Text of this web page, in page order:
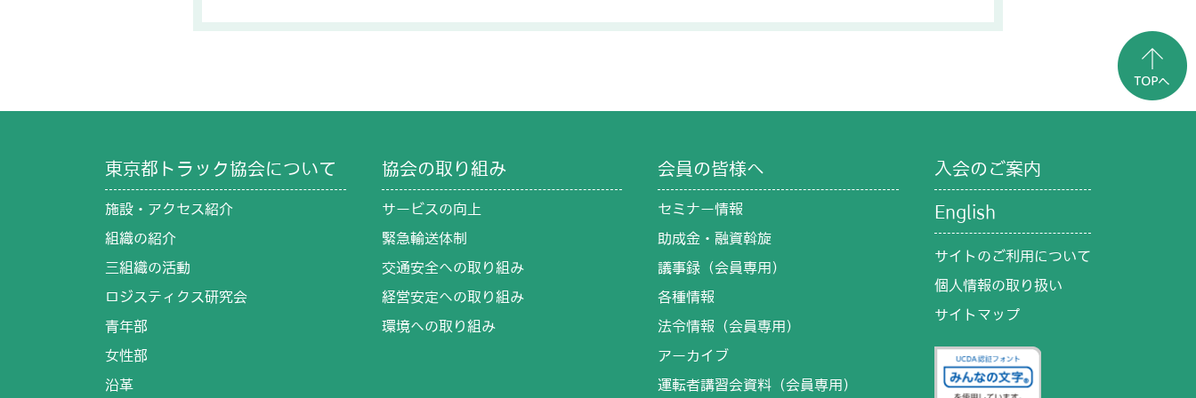
東京都トラック協会について
施設・アクセス紹介
組織の紹介
三組織の活動
ロジスティクス研究会
青年部
女性部
沿革
協会の取り組み
サービスの向上
緊急輸送体制
交通安全への取り組み
経営安定への取り組み
環境への取り組み
会員の皆様へ
セミナー情報
助成金・融資斡旋
議事録（会員専用）
各種情報
法令情報（会員専用）
アーカイブ
運転者講習会資料（会員専用）
入会のご案内
English
サイトのご利用について
個人情報の取り扱い
サイトマップ